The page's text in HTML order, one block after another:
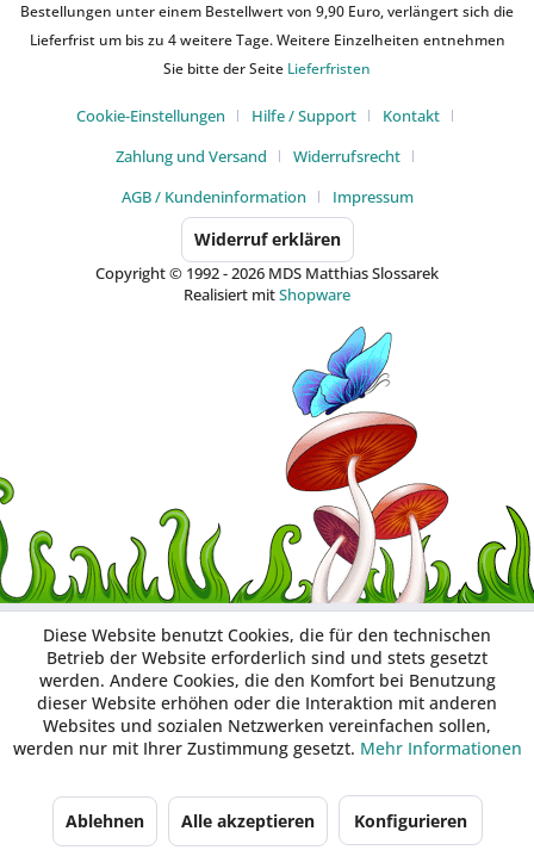
Bestellungen unter einem Bestellwert von 9,90 Euro, verlängert sich die
Lieferfrist um bis zu 4 weitere Tage. Weitere Einzelheiten entnehmen
Sie bitte der Seite Lieferfristen
Cookie-Einstellungen Hilfe / Support
Kontakt
Zahlung und Versand
Widerrufsrecht
AGB / Kundeninformation
Impressum
Widerruf erklären
Copyright © 1992 - 2026 MDS Matthias Slossarek
Realisiert mitShopware
Diese Website benutzt Cookies, die für den technischen
Betrieb der Website erforderlich sind und stets gesetzt
werden. Andere Cookies, die den Komfort bei Benutzung
dieser Website erhöhen oder die Interaktion mit anderen
Websites und sozialen Netzwerken vereinfachen sollen,
werden nur mit Ihrer Zustimmung gesetzt. Mehr Informationen
Ablehnen Alle akzeptieren Konfigurieren